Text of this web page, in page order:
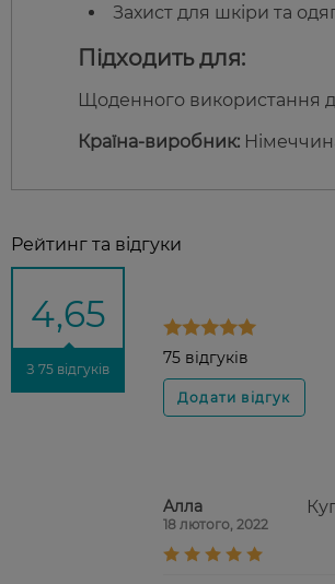
Захист для шкіри та
Підходить для:
Щоденного використання
Країна-виробник:
Рейтинг та відгуки
4,65
З 75 відгуків
75 відгуків
Aлла
18 лютого, 2022